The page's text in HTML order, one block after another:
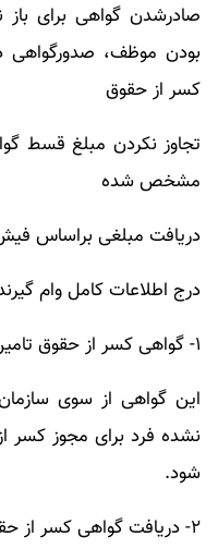
صادرشدن گواهی برای
بودن موظف،
کسر از حقوق
مشخص شده
دریافت مبلغی براساس
درج اطلاعات کامل وام
۱- گواهی کسر از حقوق تامین اجتماعی چیست؟
این گواهی از سوی
نشده فرد برای مجوز کسر
شود.
۲- دریافت گواهی کسر از